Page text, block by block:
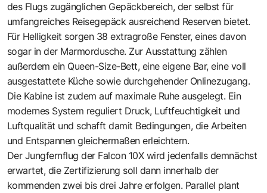
des Flugs zugänglichen Gepäckbereich, der selbst für
umfangreiches Reisegepäck ausreichend Reserven bietet.
Für Helligkeit sorgen 38 extragroße Fenster, eines davon
sogar in der Marmordusche. Zur Ausstattung zählen
außerdem ein Queen-Size-Bett, eine eigene Bar, eine voll
ausgestattete Küche sowie durchgehender Onlinezugang.
Die Kabine ist zudem auf maximale Ruhe ausgelegt. Ein
modernes System reguliert Druck, Luftfeuchtigkeit und
Luftqualität und schafft damit Bedingungen, die Arbeiten
und Entspannen gleichermaßen erleichtern.
Der Jungfernflug der Falcon 10X wird jedenfalls demnächst
erwartet, die Zertifizierung soll dann innerhalb der
kommenden zwei bis drei Jahre erfolgen. Parallel plant